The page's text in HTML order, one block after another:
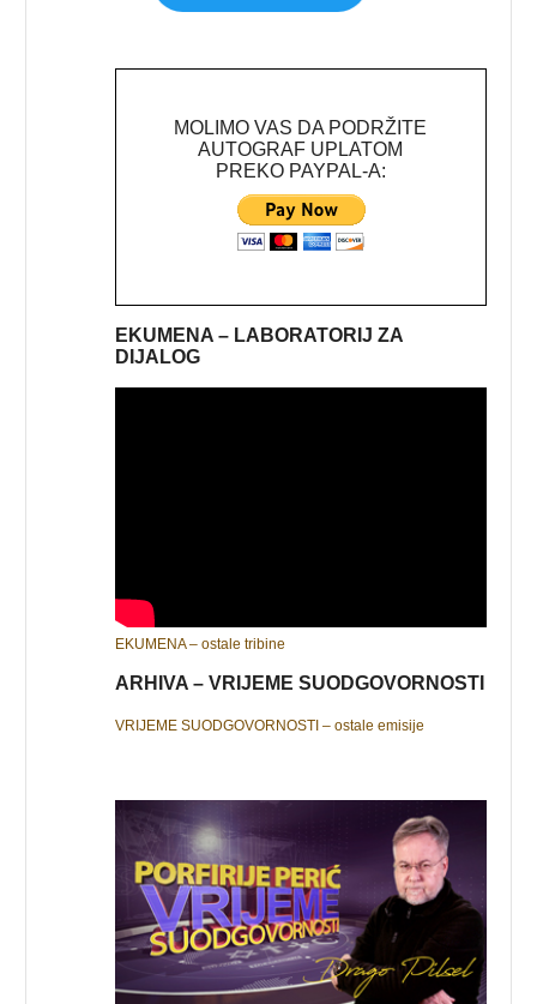
MOLIMO VAS DA PODRŽITE
AUTOGRAF UPLATOM
PREKO PAYPAL-A:
EKUMENA – LABORATORIJ ZA
DIJALOG
EKUMENA – ostale tribine
ARHIVA – VRIJEME SUODGOVORNOSTI
VRIJEME SUODGOVORNOSTI – ostale emisije